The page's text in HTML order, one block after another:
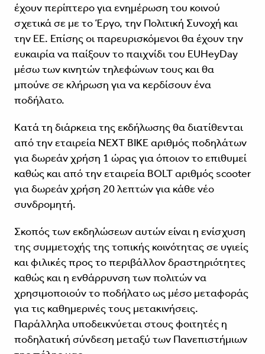
έχουν περίπτερο για ενημέρωση του κοινού
σχετικά σε με το Έργο, την Πολιτική Συνοχή και
την ΕΕ. Επίσης οι παρευρισκόμενοι θα έχουν την
ευκαιρία να παίξουν το παιχνίδι του EUHeyDay
μέσω των κινητών τηλεφώνων τους και θα
μπούνε σε κλήρωση για να κερδίσουν ένα
ποδήλατο.
Κατά τη διάρκεια της εκδήλωσης θα διατίθενται
από την εταιρεία NEXT BIKE αριθμός ποδηλάτων
για δωρεάν χρήση 1 ώρας για όποιον το επιθυμεί
καθώς και από την εταιρεία BOLT αριθμός scooter
για δωρεάν χρήση 20 λεπτών για κάθε νέο
συνδρομητή.
Σκοπός των εκδηλώσεων αυτών είναι η ενίσχυση
της συμμετοχής της τοπικής κοινότητας σε υγιείς
και φιλικές προς το περιβάλλον δραστηριότητες
καθώς και η ενθάρρυνση των πολιτών να
χρησιμοποιούν το ποδήλατο ως μέσο μεταφοράς
για τις καθημερινές τους μετακινήσεις.
Παράλληλα υποδεικνύεται στους φοιτητές η
ποδηλατική σύνδεση μεταξύ των Πανεπιστήμιων